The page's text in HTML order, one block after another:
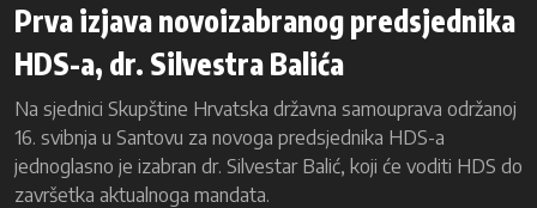
Prva izjava novoizabranog predsjednika
HDS-a, dr. Silvestra Balića
Na sjednici Skupštine Hrvatska državna samouprava održanoj
16. svibnja u Santovu za novoga predsjednika HDS-a
jednoglasno je izabran dr. Silvestar Balić, koji će voditi HDS do
završetka aktualnoga mandata.